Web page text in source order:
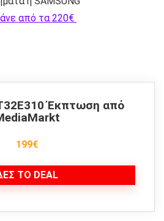
από τα 220€
Έκπτωση από
199€
ΤΟ DEAL